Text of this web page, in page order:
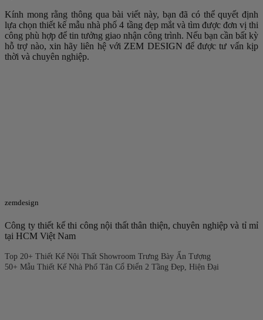
Kính mong rằng thông qua bài viết này, bạn đã có thể quyết định
lựa chọn thiết kế mẫu nhà phố 4 tầng đẹp mắt và tìm được đơn vị thi
công phù hợp để tin tưởng giao nhận công trình. Nếu bạn cần bất kỳ
hỗ trợ nào, xin hãy liên hệ với ZEM DESIGN để được tư vấn kịp
thời và chuyên nghiệp.
zemdesign
Công ty thiết kế thi công nội thất thân thiện, chuyên nghiệp và tỉ mỉ
tại HCM Việt Nam
Top 20+ Thiết Kế Nội Thất Showroom Trưng Bày Ấn Tượng
50+ Mẫu Thiết Kế Nhà Phố Tân Cổ Điển 2 Tầng Đẹp, Hiện Đại